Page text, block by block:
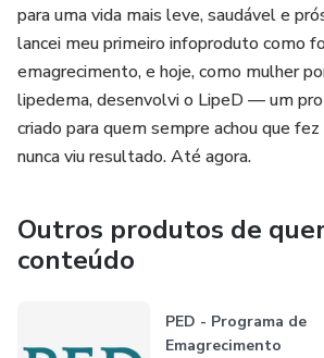
para uma vida mais leve, saudável e
lancei meu primeiro infoproduto como
emagrecimento, e hoje, como mulher
lipedema, desenvolvi o LipeD — um
criado para quem sempre achou que
nunca viu resultado. Até agora.
Outros produtos de
conteúdo
PED - Programa de
Emagrecimento